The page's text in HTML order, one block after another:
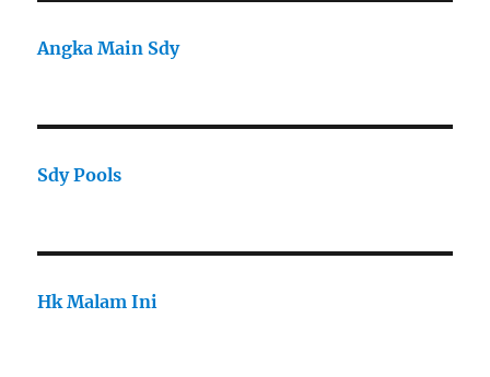
Angka Main Sdy
Sdy Pools
Hk Malam Ini